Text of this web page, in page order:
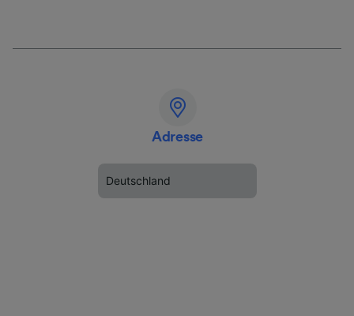
Adresse
Deutschland